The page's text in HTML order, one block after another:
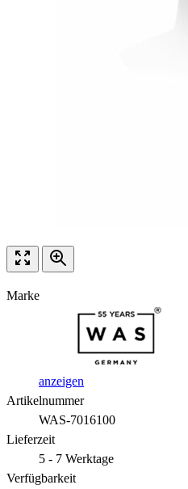
Marke
anzeigen
Artikelnummer
WAS-7016100
Lieferzeit
5 - 7 Werktage
Verfügbarkeit